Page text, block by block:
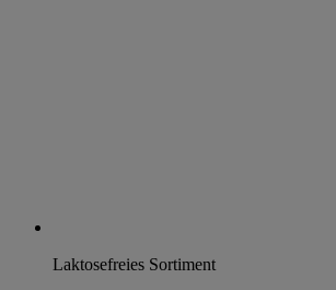
Laktosefreies Sortiment